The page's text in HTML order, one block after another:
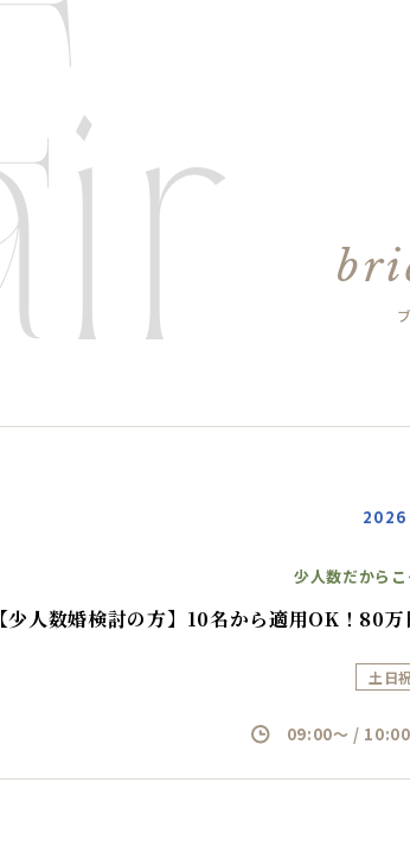
2026
少人数だから
【少人数婚検討の方】10名から適用OK！
土日
09:00～ /